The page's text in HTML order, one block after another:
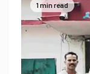
1 min read